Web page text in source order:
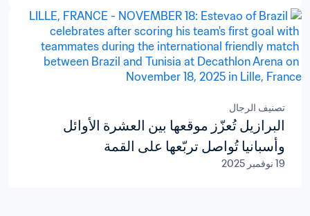
تصنيف الرجال
البرازيل تُعزّز موقعها بين العشرة الأوائل
وأسبانيا تُواصل تربّعها على القمة
19 نوفمبر 2025